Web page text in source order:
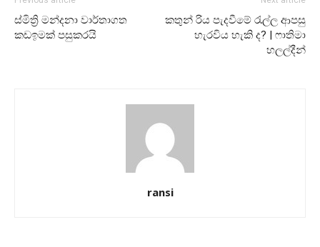
ස්මිත්‍රි මන්දනා වාර්තාගත
කඩඉමක් පසුකරයි
කතුන් රිය පැදවීමේ රැල්ල ආපසු
හැරවිය හැකි ද? | ෆාතිමා
හලල්දීන්
ransi